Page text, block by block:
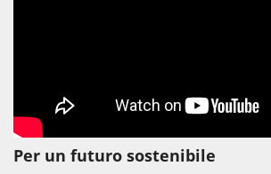
Per un futuro sostenibile